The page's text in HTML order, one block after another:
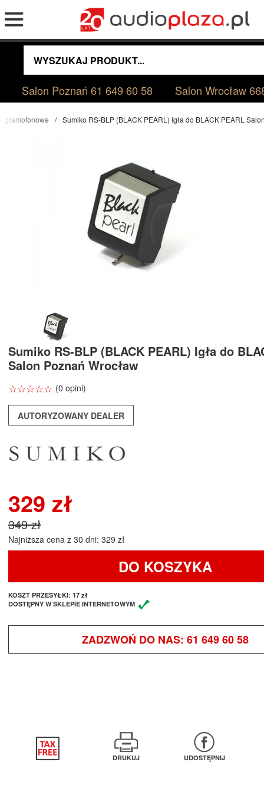
Salon Poznań61 649 60 58 Salon Wrocław
gramofonowe Sumiko RS-BLP (BLACK PEARL) Igła do BLACK PEARL
Sumiko RS-BLP (BLACK PEARL) Igła do
Salon Poznań Wrocław
☆☆☆☆☆
★★★★★ (0 opini)
AUTORYZOWANY DEALER
329 zł
349 zł
Najniższa cena z 30 dni: 329 zł
DO KOSZYKA
KOSZT PRZESYŁKI: 17 zł
DOSTĘPNY W SKLEPIE INTERNETOWYM
ZADZWOŃ DO NAS: 61 649 60 58
DRUKUJ UDOSTĘPNIJ